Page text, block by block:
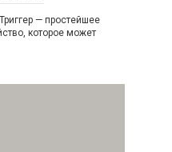
— простейшее
которое может